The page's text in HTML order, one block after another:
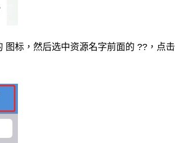
标，然后选中资源名字前面的 ??，点击